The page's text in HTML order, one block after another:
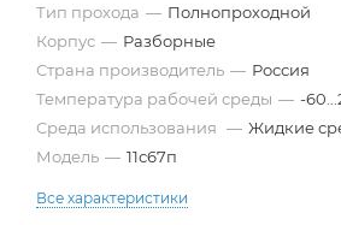
Тип прохода — Полнопроходной
Корпус — Разборные
Страна производитель — Россия
Температура рабочей среды — -
Среда использования — Жидкие
Модель — 11с67п
Все характеристики